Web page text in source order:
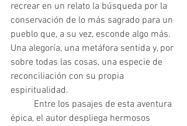
recrear en un relato la búsqueda por la
conservación de lo más sagrado para un
pueblo que, a su vez, esconde algo más.
Una alegoría, una metáfora sentida y, por
sobre todas las cosas, una especie de
reconciliación con su propia
espiritualidad.
épica, el autor despliega hermosos